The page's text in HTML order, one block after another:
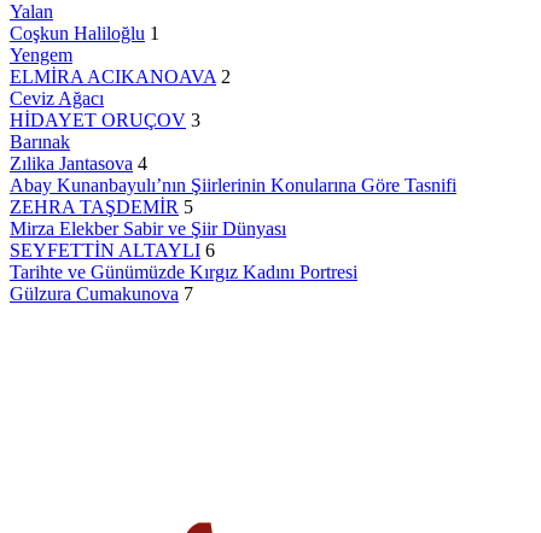
Yalan
Coşkun Haliloğlu 1
Yengem
ELMİRA ACIKANOAVA 2
Ceviz Ağacı
HİDAYET ORUÇOV 3
Barınak
Zılika Jantasova 4
Abay Kunanbayulı’nın Şiirlerinin Konularına Göre Tasnifi
ZEHRA TAŞDEMİR 5
Mirza Elekber Sabir ve Şiir Dünyası
SEYFETTİN ALTAYLI 6
Tarihte ve Günümüzde Kırgız Kadını Portresi
Gülzura Cumakunova 7